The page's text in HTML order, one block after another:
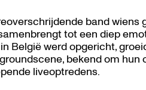
band wiens
tot een diep
België werd opgericht,
bekend om
liveoptredens.